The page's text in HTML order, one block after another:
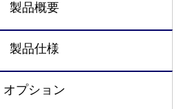
製品概要
製品仕様
オプション